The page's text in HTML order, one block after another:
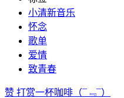
小清新音乐
怀念
歌单
爱情
致青春
赞 打赏一杯咖啡 （¯﹃¯）